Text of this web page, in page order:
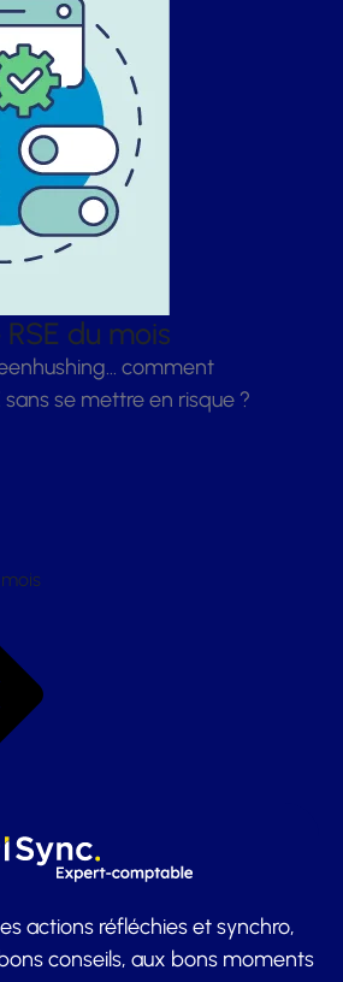
du mois
comment
se mettre en risque ?
actions réfléchies et synchro,
conseils, aux bons moments